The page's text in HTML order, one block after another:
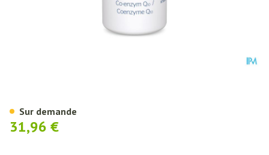
31,96 €
Sur demande